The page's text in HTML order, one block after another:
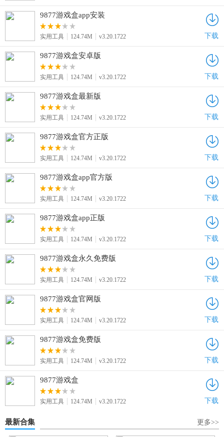
9877游戏盒app安装
实用工具 124.74M v3.20.1722 下载
9877游戏盒安卓版
实用工具 124.74M v3.20.1722 下载
9877游戏盒最新版
实用工具 124.74M v3.20.1722 下载
9877游戏盒官方正版
实用工具 124.74M v3.20.1722 下载
9877游戏盒app官方版
实用工具 124.74M v3.20.1722 下载
9877游戏盒app正版
实用工具 124.74M v3.20.1722 下载
9877游戏盒永久免费版
实用工具 124.74M v3.20.1722 下载
9877游戏盒官网版
实用工具 124.74M v3.20.1722 下载
9877游戏盒免费版
实用工具 124.74M v3.20.1722 下载
9877游戏盒
实用工具 124.74M v3.20.1722 下载
最新合集 更多>>